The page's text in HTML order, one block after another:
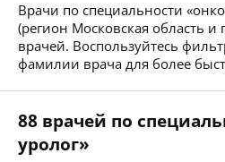
Врачи по специальности
(регион Московская область и
врачей. Воспользуйтесь
фамилии врача для более
88 врачей по
уролог»